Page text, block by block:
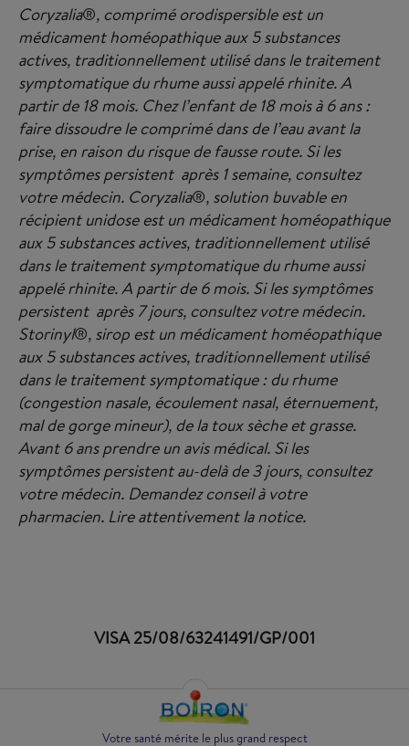
Coryzalia®, comprimé orodispersible est un
médicament homéopathique aux 5 substances
actives, traditionnellement utilisé dans le traitement
symptomatique du rhume aussi appelé rhinite. A
partir de 18 mois. Chez l’enfant de 18 mois à 6 ans :
faire dissoudre le comprimé dans de l’eau avant la
prise, en raison du risque de fausse route. Si les
symptômes persistent après 1 semaine, consultez
votre médecin. Coryzalia®, solution buvable en
récipient unidose est un médicament homéopathique
aux 5 substances actives, traditionnellement utilisé
dans le traitement symptomatique du rhume aussi
appelé rhinite. A partir de 6 mois. Si les symptômes
persistent après 7 jours, consultez votre médecin.
Storinyl®, sirop est un médicament homéopathique
aux 5 substances actives, traditionnellement utilisé
dans le traitement symptomatique : du rhume
(congestion nasale, écoulement nasal, éternuement,
mal de gorge mineur), de la toux sèche et grasse.
Avant 6 ans prendre un avis médical. Si les
symptômes persistent au-delà de 3 jours, consultez
votre médecin. Demandez conseil à votre
pharmacien. Lire attentivement la notice.
VISA 25/08/63241491/GP/001
Votre santé mérite le plus grand respect